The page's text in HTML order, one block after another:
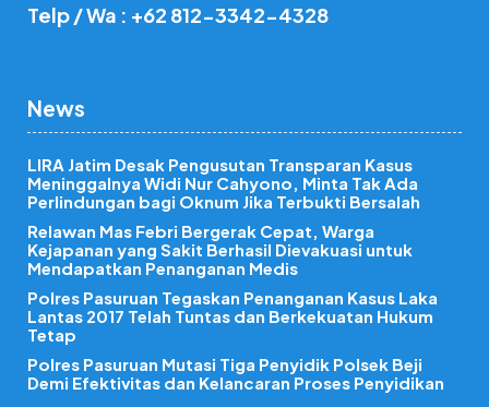
Telp / Wa : +62 812-3342-4328
News
LIRA Jatim Desak Pengusutan Transparan Kasus
Meninggalnya Widi Nur Cahyono, Minta Tak Ada
Perlindungan bagi Oknum Jika Terbukti Bersalah
Relawan Mas Febri Bergerak Cepat, Warga
Kejapanan yang Sakit Berhasil Dievakuasi untuk
Mendapatkan Penanganan Medis
Polres Pasuruan Tegaskan Penanganan Kasus Laka
Lantas 2017 Telah Tuntas dan Berkekuatan Hukum
Tetap
Polres Pasuruan Mutasi Tiga Penyidik Polsek Beji
Demi Efektivitas dan Kelancaran Proses Penyidikan